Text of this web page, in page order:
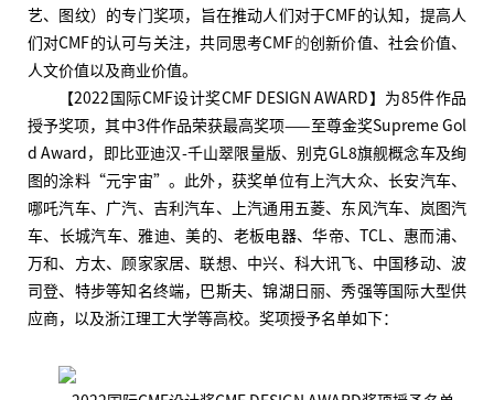
艺、图纹）的专门奖项，旨在推动人们对于CMF的认知，提高人
们对CMF的认可与关注，共同思考CMF的创新价值、社会价值、
人文价值以及商业价值。
【2022国际CMF设计奖CMF DESIGN AWARD】为85件作品
授予奖项，其中3件作品荣获最高奖项——至尊金奖Supreme Gol
d Award，即比亚迪汉-千山翠限量版、别克GL8旗舰概念车及绚
图的涂料“元宇宙”。此外，获奖单位有上汽大众、长安汽车、
哪吒汽车、广汽、吉利汽车、上汽通用五菱、东风汽车、岚图汽
车、长城汽车、雅迪、美的、老板电器、华帝、TCL、惠而浦、
万和、方太、顾家家居、联想、中兴、科大讯飞、中国移动、波
司登、特步等知名终端，巴斯夫、锦湖日丽、秀强等国际大型供
应商，以及浙江理工大学等高校。奖项授予名单如下：